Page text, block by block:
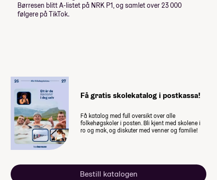
Studiestøtten for neste år vedtas av
Når du takker ja til skoleplassen må du
betale et administrasjonsgebyr. Resten av
summen betaler du månedsvis gjennom
skoleåret. Nærmere informasjon får du fra
skolen.
Børresen blitt A-listet på NRK P1, og samlet over 23 000
følgere på TikTok.
Få gratis skolekatalog i postkassa!
Få katalog med full oversikt over alle
folkehøgskoler i posten. Bli kjent med skolene i
ro og mak, og diskuter med venner og familie!
Bestill katalogen